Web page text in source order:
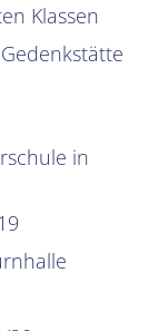
Klassen
in